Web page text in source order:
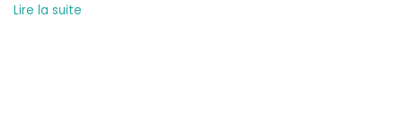
Lire la suite